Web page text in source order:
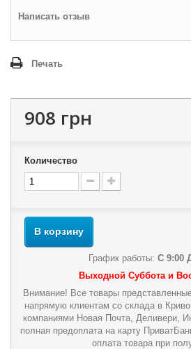
Написать отзыв
Печать
908 грн
Количество
В корзину
График работы: С 9:00
Выходной Суббота и
Внимание! Все товары
напрямую клиентам со склада в
компаниями Новая Почта, Деливери,
полная предоплата на карту
оплата товара при